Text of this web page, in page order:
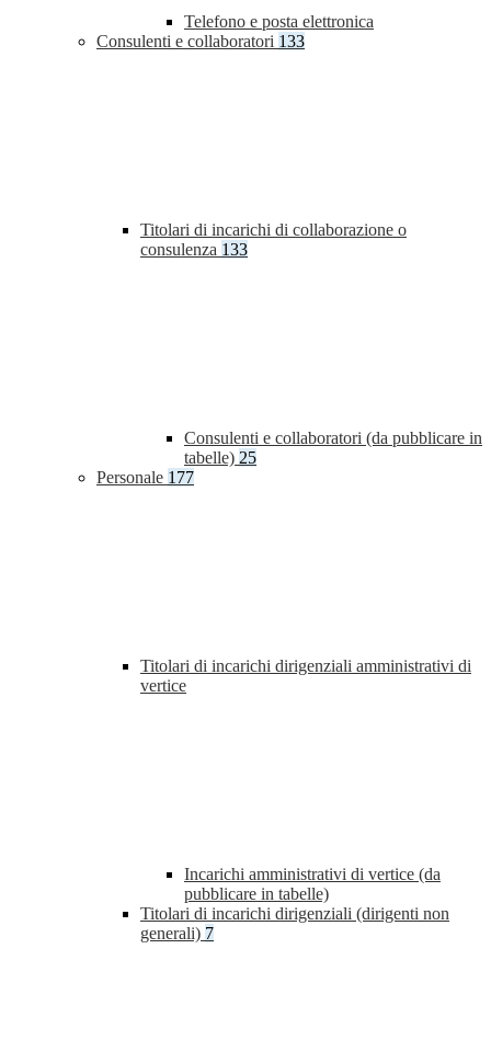
Telefono e posta elettronica
Consulenti e collaboratori 133
Titolari di incarichi di collaborazione o
consulenza 133
Consulenti e collaboratori (da pubblicare in
tabelle) 25
Personale 177
Titolari di incarichi dirigenziali amministrativi di
vertice
Incarichi amministrativi di vertice (da
pubblicare in tabelle)
Titolari di incarichi dirigenziali (dirigenti non
generali) 7